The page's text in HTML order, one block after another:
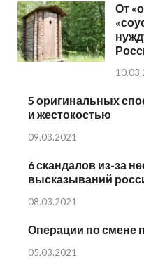
От
5 оригинальных
и жестокостью
09.03.2021
6 скандалов из-за
высказываний
08.03.2021
Операции по смене
05.03.2021